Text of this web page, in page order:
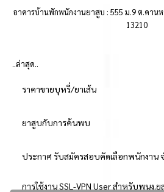
อาคารบ้านพักพนักงานยาสูบ : 555 ม.9 ต.คาน
13210
..ล่าสุด..
ราคาขายบุหรี่/ยาเส้น
ยาสูบกับการค้นพบ
ประกาศ รับสมัครสอบคัดเลือกพนักงาน
การใช้งาน SSL-VPN User สำหรับพนง.ย